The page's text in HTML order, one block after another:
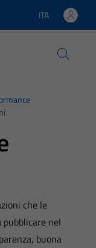
Lingua attiva:
ITA
che le
nel
buona